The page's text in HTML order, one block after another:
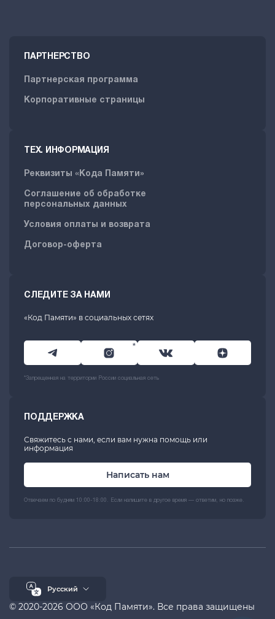
ПАРТНЕРСТВО
Партнерская программа
Корпоративные страницы
ТЕХ. ИНФОРМАЦИЯ
Реквизиты «Кода Памяти»
Соглашение об обработке
персональных данных
Условия оплаты и возврата
Договор-оферта
СЛЕДИТЕ ЗА НАМИ
«Код Памяти» в социальных сетях
*
*Запрещенная на территории России социальная сеть
ПОДДЕРЖКА
Свяжитесь с нами, если вам нужна помощь или
информация
Написать нам
Отвечаем по будням 10:00-18:00. Если напишите в другое время — ответим, но позже.
© 2020-2026 ООО «Код Памяти». Все права защищены
Русский